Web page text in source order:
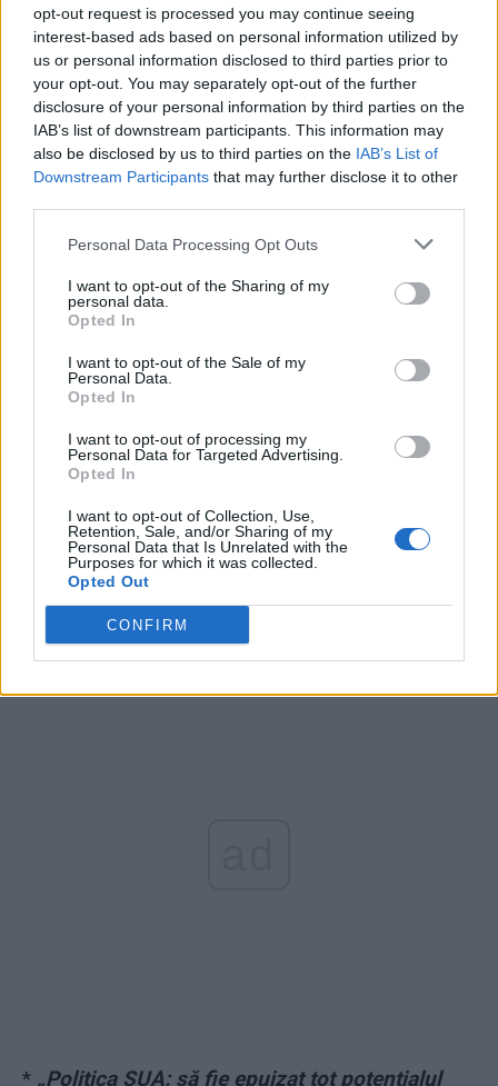
opt-out request is processed you may continue seeing
interest-based ads based on personal information utilized by
us or personal information disclosed to third parties prior to
your opt-out. You may separately opt-out of the further
disclosure of your personal information by third parties on the
IAB’s list of downstream participants. This information may
also be disclosed by us to third parties on the IAB’s List of
Downstream Participants that may further disclose it to other
Personal Data Processing Opt Outs
I want to opt-out of the Sharing of my
personal data.
Opted In
I want to opt-out of the Sale of my
Personal Data.
Opted In
I want to opt-out of processing my
Personal Data for Targeted Advertising.
Opted In
I want to opt-out of Collection, Use,
Retention, Sale, and/or Sharing of my
Personal Data that Is Unrelated with the
Purposes for which it was collected.
Opted Out
CONFIRM
*Incident penibil cu delegația PSD-PNL plecată
în „vizită de stat”, de Crăciun, în Coreea de
Sud: vameșii din Seul i-au găsit deputatului
Ben Oni Ardelean tobă, salam, cârnați și brânză
în bagaje!
„Predicțiile” delirante ale lui Medvedev, de
Germania face Al Patrulea Reich și intră în
război cu Franța, în SUA începe războiul civil
VIDEO. Film delirant al propagandei ruse:
anul locuitorii își vor mânca animalele de
companie din cauza foametei!
Marele fâs al șantajului rusesc: prețul gazelor
naturale în Europa a scăzut sub cel de acum un
an! Cotația petrolului e la aproape același nivel
ca în decembrie 2021
* „Politica SUA: să fie epuizat tot potențialul